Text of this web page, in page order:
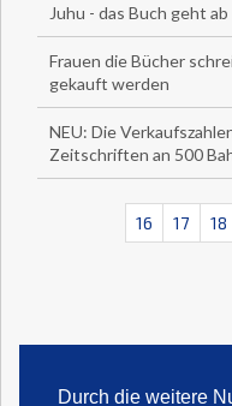
Durch die weitere
Juhu - das Buch geht ab
Frauen die Bücher
gekauft werden
NEU: Die
Zeitschriften an 500
16 17 18